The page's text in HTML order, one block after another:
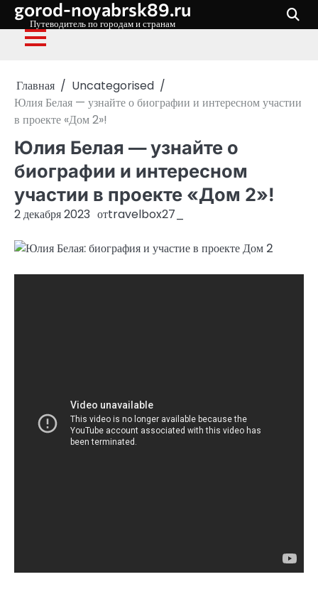
Перейти
содержимому
gorod-noyabrsk89.ru
Путеводитель по городам и странам
Главная
Uncategorised
Юлия Белая — узнайте о биографии и интересном участии
в проекте «Дом 2»!
Юлия Белая — узнайте о
биографии и интересном
участии в проекте «Дом 2»!
2 декабря 2023 отtravelbox27_